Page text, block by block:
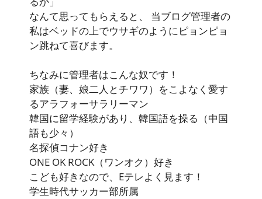
なんて思ってもらえると、 当ブログ管理者の
私はベッドの上でウサギのようにピョンピョ
ン跳ねて喜びます。
ちなみに管理者はこんな奴です！
家族（妻、娘二人とチワワ）をこよなく愛す
るアラフォーサラリーマン
韓国に留学経験があり、韓国語を操る（中国
語も少々）
名探偵コナン好き
ONE OK ROCK（ワンオク）好き
こども好きなので、Eテレよく見ます！
学生時代サッカー部所属